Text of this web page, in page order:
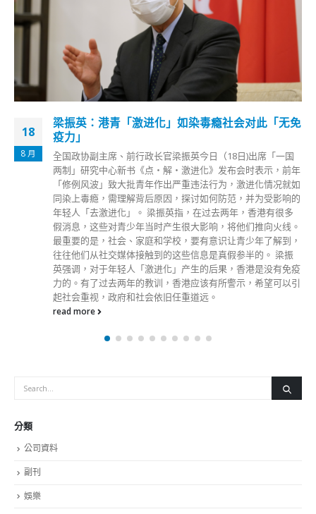
18
8 月
梁振英：港青「激进化」如染毒瘾社会对此「无免
疫力」
全国政协副主席、前行政长官梁振英今日（18日)出席「一国
两制」研究中心新书《点‧解‧激进化》发布会时表示，前年
「修例风波」致大批青年作出严重违法行为，激进化情况就如
同染上毒瘾，需理解背后原因，探讨如何防范，并为受影响的
年轻人「去激进化」。 梁振英指，在过去两年，香港有很多
假消息，这些对青少年当时产生很大影响，将他们推向火线。
最重要的是，社会、家庭和学校，要有意识让青少年了解到，
往往他们从社交媒体接触到的这些信息是真假参半的。 梁振
英强调，对于年轻人「激进化」产生的后果，香港是没有免疫
力的。有了过去两年的教训，香港应该有所警示，希望可以引
起社会重视，政府和社会依旧任重道远。
read more
分類
公司資料
副刊
娛樂